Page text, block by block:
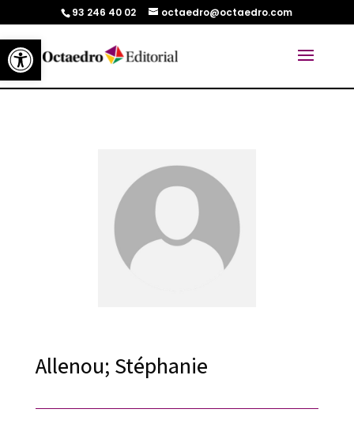
Abrir barra de herramientas
93 246 40 02 octaedro@octaedro.com
Allenou; Stéphanie